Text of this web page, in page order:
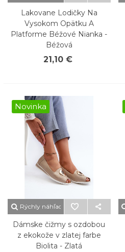
Lakovane Lodičky Na
Vysokom Opätku A
Platforme Béžové Nianka -
Béžová
21,10 €
Novinka
Rýchly náhľad
Dámske čižmy s ozdobou
z ekokože v zlatej farbe
Biolita - Zlatá